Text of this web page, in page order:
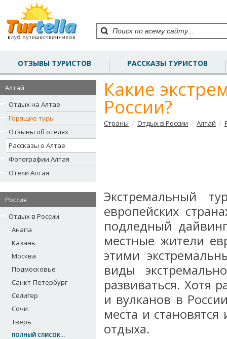
ОТЗЫВЫ ТУРИСТОВ РАССКАЗЫ ТУРИСТОВ
Алтай
Отдых на Алтае
Горящие туры
Отзывы об отелях
Рассказы о Алтае
Фотографии Алтая
Отели Алтая
Россия
Отдых в России
Анапа
Казань
Москва
Подмосковье
Санкт-Петербург
Селигер
Сочи
Тверь
ПОЛНЫЙ СПИСОК...
Какие
России?
Страны / Отдых в России / Алтай /
Экстремальный
европейских
подледный
местные жители
этими
виды
развиваться. Хотя
и вулканов в
места и
отдыха.